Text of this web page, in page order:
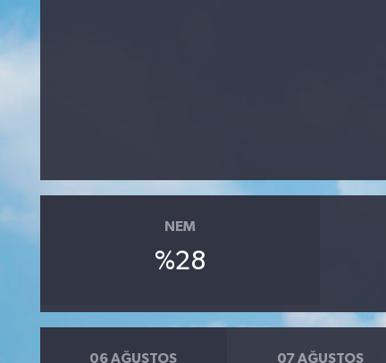
NEM
%28
06 AĞUSTOS 07 AĞUSTOS